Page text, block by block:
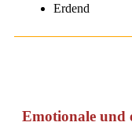
Erdend
Emotionale und